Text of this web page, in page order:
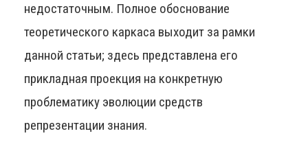
недостаточным. Полное обоснование
теоретического каркаса выходит за рамки
данной статьи; здесь представлена его
прикладная проекция на конкретную
проблематику эволюции средств
репрезентации знания.